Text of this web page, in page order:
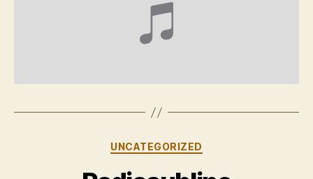
Kategorien
UNCATEGORIZED